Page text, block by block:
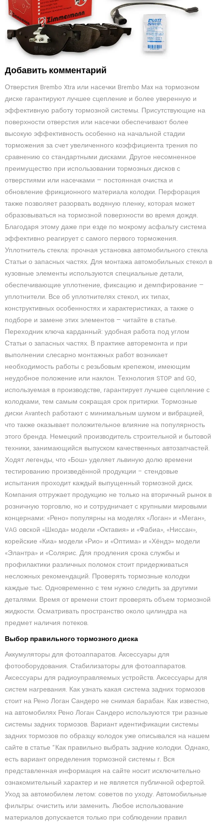
Добавить комментарий
Отверстия Brembo Xtra или насечки Brembo Max на тормозном
диске гарантируют лучшее сцепление и более уверенную и
эффективную работу тормозной системы. Присутствующие на
поверхности отверстия или насечки обеспечивают более
высокую эффективность особенно на начальной стадии
торможения за счет увеличенного коэффициента трения по
сравнению со стандартными дисками. Другое несомненное
преимущество при использовании тормозных дисков с
отверстиями или насечками — постоянная очистка и
обновление фрикционного материала колодки. Перфорация
также позволяет разорвать водяную пленку, которая может
образовываться на тормозной поверхности во время дождя.
Благодаря этому даже при езде по мокрому асфальту система
эффективно реагирует с самого первого торможения.
Уплотнитель стекла: прочная установка автомобильного стекла
Статьи о запасных частях. Для монтажа автомобильных стекол в
кузовные элементы используются специальные детали,
обеспечивающие уплотнение, фиксацию и демпфирование —
уплотнители. Все об уплотнителях стекол, их типах,
конструктивных особенностях и характеристиках, а также о
подборе и замене этих элементов — читайте в статье.
Переходник ключа карданный: удобная работа под углом
Статьи о запасных частях. В практике авторемонта и при
выполнении слесарно монтажных работ возникает
необходимость работы с резьбовым крепежом, имеющим
неудобное положение или наклон. Технология STOP and GO,
используемая в производстве, гарантирует лучшее сцепление с
колодками, тем самым сокращая срок притирки. Тормозные
диски Avantech работают с минимальным шумом и вибрацией,
что также оказывает положительное влияние на популярность
этого бренда. Немецкий производитель строительной и бытовой
техники, занимающийся выпуском качественных автозапчастей.
Ходят легенды, что «Бош» уделяет львиную долю времени
тестированию произведённой продукции – стендовые
испытания проходит каждый выпущенный тормозной диск.
Компания отгружает продукцию не только на вторичный рынок в
розничную торговлю, но и сотрудничает с крупными мировыми
концернами: «Рено» популярны на моделях «Логан» и «Меган»,
VAG овской «Шкода» модели «Октавия» и «Фабиа», «Ниссан»,
корейские «Киа» модели «Рио» и «Оптима» и «Хёндэ» модели
«Элантра» и «Солярис. Для продления срока службы и
профилактики различных поломок стоит придерживаться
несложных рекомендаций. Проверять тормозные колодки
каждые тыс. Одновременно с тем нужно следить за другими
деталями. Время от времени стоит проверять объем тормозной
жидкости. Осматривать пространство около цилиндра на
предмет наличия потеков.
Выбор правильного тормозного диска
Аккумуляторы для фотоаппаратов. Аксессуары для
фотооборудования. Стабилизаторы для фотоаппаратов.
Аксессуары для радиоуправляемых устройств. Аксессуары для
систем нагревания. Как узнать какая система задних тормозов
стоит на Рено Логан Сандеро не снимая барабан. Как известно,
на автомобилях Рено Логан Сандеро используются три разные
системы задних тормозов. Вариант идентификации системы
задних тормозов по образцу колодок уже описывался на нашем
сайте в статье “Как правильно выбрать задние колодки. Однако,
есть вариант определения тормозной системы г. Вся
представленная информация на сайте носит исключительно
ознакомительный характер и не является публичной офертой.
Уход за автомобилем летом: советов по уходу. Автомобильные
фильтры: очистить или заменить. Любое использование
материалов допускается только при соблюдении правил